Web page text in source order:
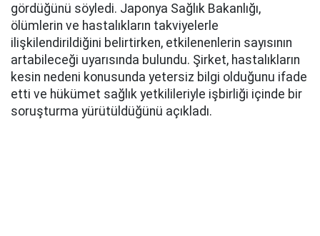
gördüğünü söyledi. Japonya Sağlık Bakanlığı,
ölümlerin ve hastalıkların takviyelerle
ilişkilendirildiğini belirtirken, etkilenenlerin sayısının
artabileceği uyarısında bulundu. Şirket, hastalıkların
kesin nedeni konusunda yetersiz bilgi olduğunu ifade
etti ve hükümet sağlık yetkilileriyle işbirliği içinde bir
soruşturma yürütüldüğünü açıkladı.